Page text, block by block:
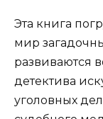
Эта книга
мир
развиваются
детектива
уголовных